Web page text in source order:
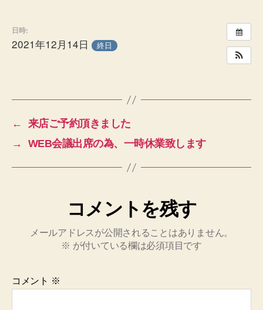
日時:
2021年12月14日 終日
←
来店ご予約頂きました
→
WEB会議出席の為、一時休業致します
コメントを残す
メールアドレスが公開されることはありません。
※ が付いている欄は必須項目です
コメント ※